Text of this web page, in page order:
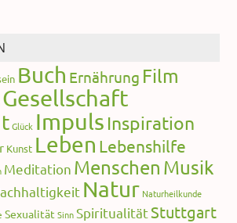
Buch Ernährung Film
Gesellschaft
Glück Impuls Inspiration
Kunst Leben Lebenshilfe
Meditation Menschen Musik
Natur Naturheilkunde
Sexualität Sinn SpiritualitätStuttgart